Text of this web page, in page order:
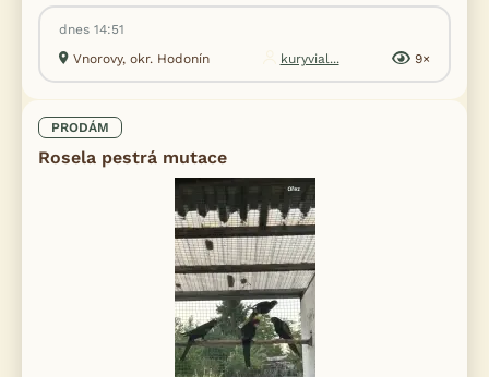
dnes 14:51
Vnorovy, okr. Hodonín
kuryvial... 9×
PRODÁM
Rosela pestrá mutace